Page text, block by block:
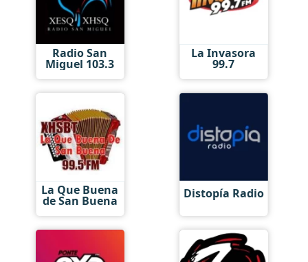
Radio San
Miguel 103.3
La Invasora
99.7
La Que Buena
de San Buena Distopía Radio